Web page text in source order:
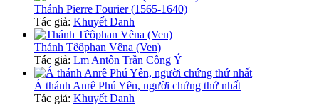
Thánh Pierre Fourier (1565-1640)
Tác giả: Khuyết Danh
Thánh Têôphan Vêna (Ven)
Tác giả: Lm Antôn Trần Công Ý
Á thánh Anrê Phú Yên, người chứng thứ nhất
Tác giả: Khuyết Danh